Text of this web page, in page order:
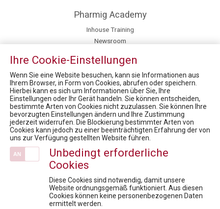
Pharmig Academy
Inhouse Training
Newsroom
Fachexpert:innen
Team
News
6. Rare Diseases Dialog: Forschungsregister für Seltene Erkrankungen
Market Access for you - Insider Know-how & Best Practice Modul 4
Ihre Cookie-Einstellungen
Wenn Sie eine Website besuchen, kann sie Informationen aus
Ihrem Browser, in Form von Cookies, abrufen oder speichern.
Hierbei kann es sich um Informationen über Sie, Ihre
Einstellungen oder Ihr Gerät handeln. Sie können entscheiden,
bestimmte Arten von Cookies nicht zuzulassen. Sie können Ihre
bevorzugten Einstellungen ändern und Ihre Zustimmung
jederzeit widerrufen. Die Blockierung bestimmter Arten von
Cookies kann jedoch zu einer beeinträchtigten Erfahrung der von
uns zur Verfügung gestellten Website führen.
Unbedingt erforderliche
Cookies
Diese Cookies sind notwendig, damit unsere
Website ordnungsgemäß funktioniert. Aus diesen
Cookies können keine personenbezogenen Daten
ermittelt werden.